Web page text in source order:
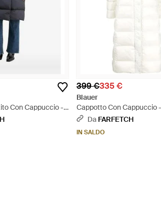
Con Cappuccio -
399 €335 €
Blauer
Cappotto Con Cappuccio
Da FARFETCH
IN SALDO